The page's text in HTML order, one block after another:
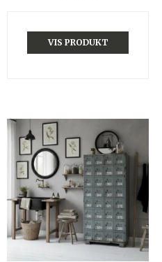
VIS PRODUKT